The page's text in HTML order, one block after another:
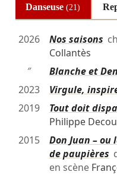
Danseuse(21)
2026 Nos saisons
Collantès
″
Blanche et
2023
Virgule,
2019
Tout doit
Philippe
2015
Don Juan –
de paupières
en scène